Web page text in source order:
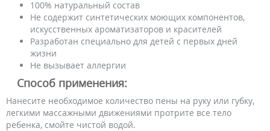
100% натуральный состав
Не содержит синтетических моющих компонентов,
искусственных ароматизаторов и красителей
Разработан специально для детей с первых дней
жизни
Не вызывает аллергии
Способ применения:
Нанесите необходимое количество пены на руку или губку,
легкими массажными движениями протрите все тело
ребенка, смойте чистой водой.